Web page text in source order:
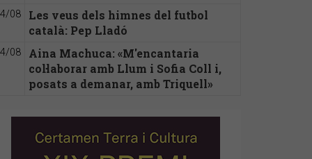
08
Les veus dels himnes del futbol
català: Pep Lladó
08
Aina Machuca: «M'encantaria
col·laborar amb Llum i Sofia Coll i,
posats a demanar, amb Triquell»